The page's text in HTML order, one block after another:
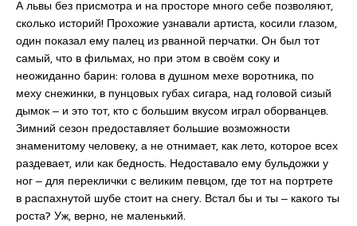
А львы без присмотра и на просторе много себе позволяют,
сколько историй! Прохожие узнавали артиста, косили глазом,
один показал ему палец из рванной перчатки. Он был тот
самый, что в фильмах, но при этом в своём соку и
неожиданно барин: голова в душном мехе воротника, по
меху снежинки, в пунцовых губах сигара, над головой сизый
дымок ‒ и это тот, кто с большим вкусом играл оборванцев.
Зимний сезон предоставляет большие возможности
знаменитому человеку, а не отнимает, как лето, которое всех
раздевает, или как бедность. Недоставало ему бульдожки у
ног ‒ для переклички с великим певцом, где тот на портрете
в распахнутой шубе стоит на снегу. Встал бы и ты ‒ какого ты
роста? Уж, верно, не маленький.